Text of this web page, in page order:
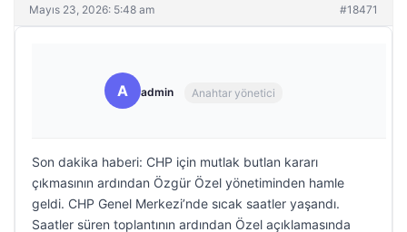
Mayıs 23, 2026: 5:48 am #18471
A admin Anahtar yönetici
Son dakika haberi: CHP için mutlak butlan kararı
çıkmasının ardından Özgür Özel yönetiminden hamle
geldi. CHP Genel Merkezi’nde sıcak saatler yaşandı.
Saatler süren toplantının ardından Özel açıklamasında